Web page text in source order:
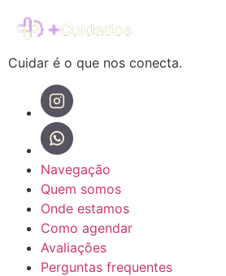
Cuidar é o que nos conecta.
Navegação
Quem somos
Onde estamos
Como agendar
Avaliações
Perguntas frequentes